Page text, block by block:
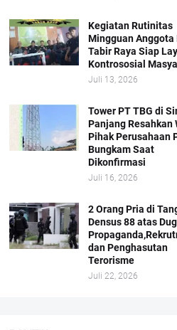
Kegiatan Rutinitas
Mingguan Anggota
Tabir Raya Siap
Kontrososial
Juli 13, 2026
Tower PT TBG di
Panjang Resahkan
Pihak Perusahaan
Bungkam Saat
Dikonfirmasi
Juli 16, 2026
2 Orang Pria di
Densus 88 atas
dan Penghasutan
Terorisme
Juli 22, 2026